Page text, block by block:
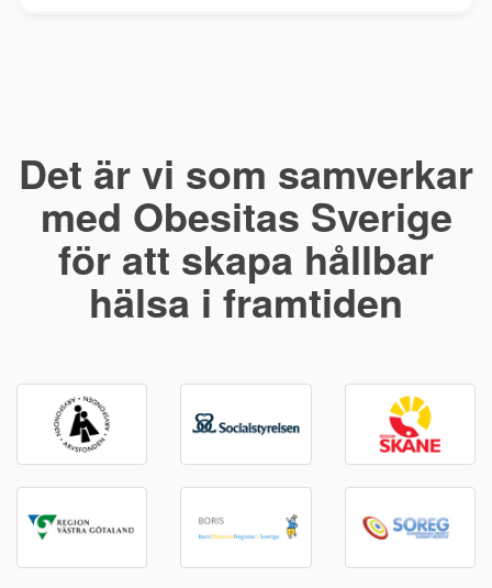
Det är vi som samverkar
med Obesitas Sverige
för att skapa hållbar
hälsa i framtiden